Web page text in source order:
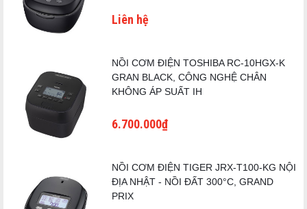
phủ bạch kim giúp kéo thêm thành phần ngọt từ gạo ra trong
quá trình nấu, và ngăn cơm dính vào thành nồi khi múc.
gặp trong ngành nồi cơm, cho thấy mức độ tự tin vào độ bền
của vật liệu.
81 Chế Độ Nấu "Wagaya Daki" – Nồi Cơm Học
Được Khẩu Vị Của Bạn
trong NW-JY18-BA, và cũng là tính năng ít nồi cơm nào trên thế
giới làm được.
"Wagaya Daki" (わが家炊き – Cách Nấu Của Nhà Mình)
Phụ kiện đi
kèm
Que xới tự đứng Ag+, cốc đong gạo
Thông tin kỹ thuật được tổng hợp và xác minh từ trang chủ
chính thức ZOJIRUSHI Nhật Bản (zojirushi.co.jp), tài liệu hướng
dẫn sử dụng NW-JY10/NW-JY18, và hệ thống phân phối nội địa
Nhật Bản (価格.com, XPRICE, 鬼比較). Mọi thông số tham khảo
có thể thay đổi theo điều kiện sử dụng thực tế – vui lòng liên hệ
Liên hệ
NỒI CƠM ĐIỆN TOSHIBA RC-10HGX-K
GRAN BLACK, CÔNG NGHỆ CHÂN
KHÔNG ÁP SUẤT IH
6.700.000₫
NỒI CƠM ĐIỆN TIGER JRX-T100-KG NỘI
ĐỊA NHẬT - NỒI ĐẤT 300°C, GRAND
PRIX